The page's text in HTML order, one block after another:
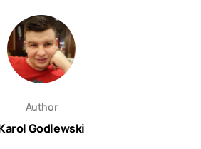
Author
Godlewski